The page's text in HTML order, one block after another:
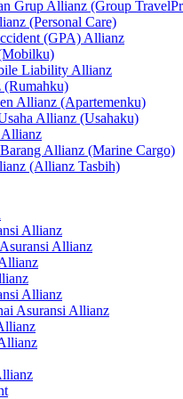
Grup Allianz (Group
(Personal Care)
(GPA) Allianz
Liability Allianz
(Rumahku)
Allianz (Apartemenku)
Allianz (Usahaku)
Allianz
Allianz (Marine Cargo)
(Allianz Tasbih)
Allianz
Allianz
Allianz
Asuransi Allianz